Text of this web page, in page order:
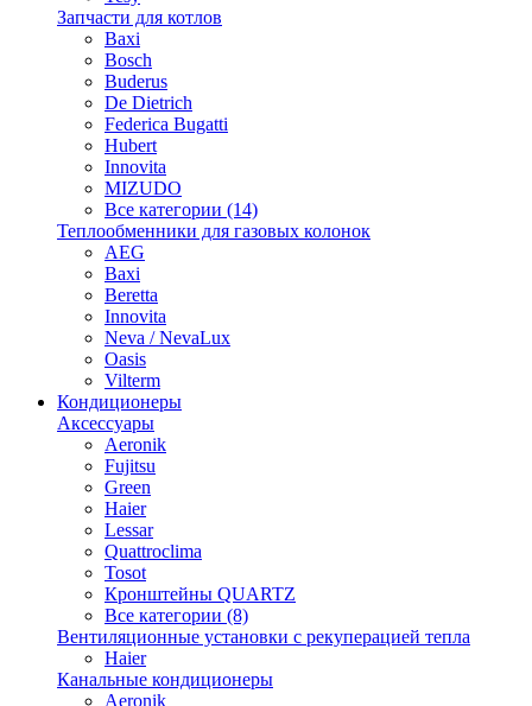
Запчасти для котлов
Baxi
Bosch
Buderus
De Dietrich
Federica Bugatti
Hubert
Innovita
MIZUDO
Все категории (14)
Теплообменники для газовых колонок
AEG
Baxi
Beretta
Innovita
Neva / NevaLux
Oasis
Vilterm
Кондиционеры
Аксессуары
Aeronik
Fujitsu
Green
Haier
Lessar
Quattroclima
Tosot
Кронштейны QUARTZ
Все категории (8)
Вентиляционные установки с рекуперацией тепла
Haier
Канальные кондиционеры
Aeronik